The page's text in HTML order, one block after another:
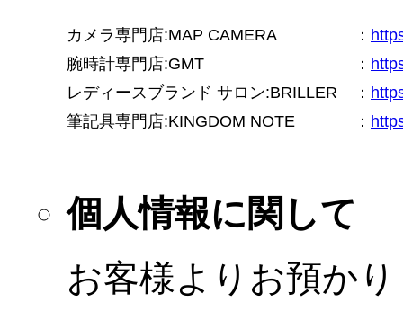
カメラ専門店:MAP CAMERA ：
腕時計専門店:GMT
：
レディースブランド サロン:BRILLER
：
筆記具専門店:KINGDOM NOTE
：
個人情報に関して
お客様よりお預か